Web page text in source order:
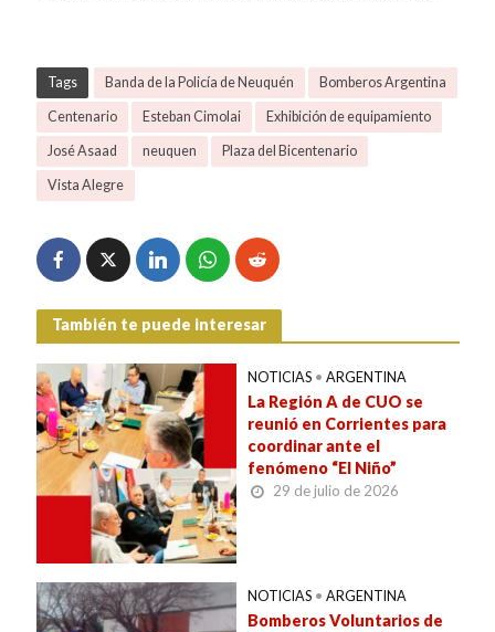
Tags Banda de la Policía de Neuquén Bomberos Argentina
Centenario Esteban Cimolai Exhibición de equipamiento
José Asaad neuquen Plaza del Bicentenario
Vista Alegre
También te puede interesar
NOTICIAS • ARGENTINA
La Región A de CUO se
reunió en Corrientes para
coordinar ante el
fenómeno “El Niño”
29 de julio de 2026
NOTICIAS • ARGENTINA
Bomberos Voluntarios de